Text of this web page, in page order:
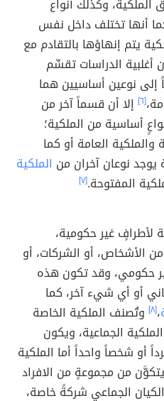
وكذلك أنواع
أنها تختلف داخل نفس
يتم إنهاؤها بالتقادم مع
الدراسات تقسِّم
إلى نوعين أساسيين هما
[٦]
إلا أن قسماً آخر من
أساسية من الملكية؛
والملكية العامة أو كما
نوعان آخران من الملكية
المفتوحة.[٧]
لأطرافٍ غير حكومية،
الأشخاص، أو الشركات، أو
حكومي، وقد تكون هذه
أو أي شيء آخر، كما
،[٨]
وتُصنف الملكية الخاصة
الجماعية، ويكون
أو شخصاً واحداً أما الملكية
يتكوَّن من مجموعةٍ من الافراد
الجماعي شركةً خاصة،